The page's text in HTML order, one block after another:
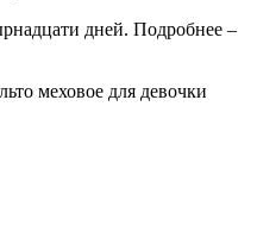
дней. Подробнее –
меховое для девочки